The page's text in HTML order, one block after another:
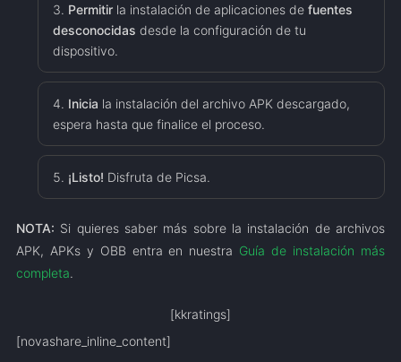
Permitirla instalación de aplicaciones de fuentes
desconocidas desde la configuración de tu
dispositivo.
Inicia la instalación del archivo APK descargado,
espera hasta que finalice el proceso.
¡Listo! Disfruta de Picsa.
NOTA: Si quieres saber más sobre la instalación de archivos
APK, APKs y OBB entra en nuestra Guía de instalación más
completa.
[kkratings]
[novashare_inline_content]